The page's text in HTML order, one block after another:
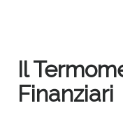
Il
Finanziari